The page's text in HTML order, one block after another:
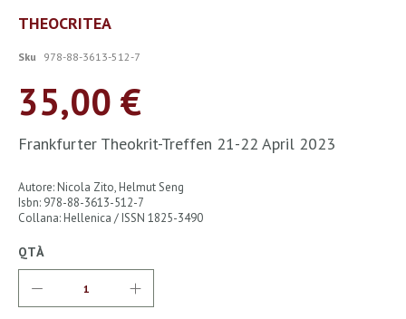
Vai
all'inizio
galleria
immagini
THEOCRITEA
Sku 978-88-3613-512-7
35,00 €
Frankfurter Theokrit-Treffen 21-22 April 2023
Autore: Nicola Zito, Helmut Seng
Isbn: 978-88-3613-512-7
Collana: Hellenica / ISSN 1825-3490
QTÀ